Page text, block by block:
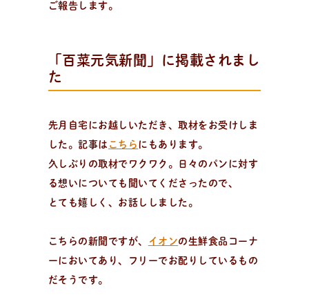
のパ ンと は？
日々のパンの想いや出張パン教室の活動について。 代表
の吉永麻衣子と書籍の紹介。
ご報告します。
「百菜元気新聞」に掲載されまし
た
先月自宅にお越しいただき、取材をお受けしま
した。記事は こちら にもあります。
久しぶりの取材でワクワク。日々のパンに対す
る想いについても聞いてくださったので、
とても嬉しく、お話ししました。
こちらの新聞ですが、 イオンの生鮮食品コーナ
ーにおいてあり、フリーでお配りしているもの
だそうです。